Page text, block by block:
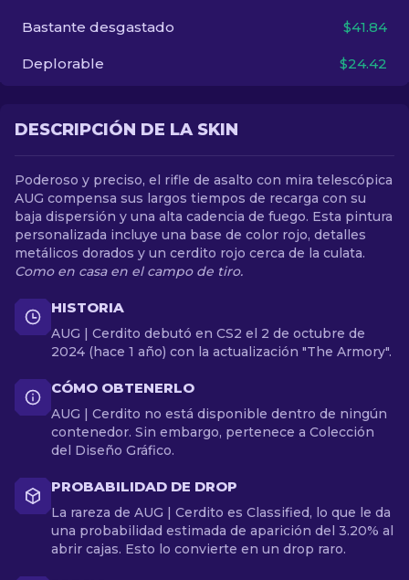
Bastante desgastado $41.84
Deplorable $24.42
DESCRIPCIÓN DE LA SKIN
Poderoso y preciso, el rifle de asalto con mira telescópica
AUG compensa sus largos tiempos de recarga con su
baja dispersión y una alta cadencia de fuego. Esta pintura
personalizada incluye una base de color rojo, detalles
metálicos dorados y un cerdito rojo cerca de la culata.
Como en casa en el campo de tiro.
HISTORIA
AUG | Cerdito debutó en CS2 el 2 de octubre de
2024 (hace 1 año) con la actualización "The Armory".
CÓMO OBTENERLO
AUG | Cerdito no está disponible dentro de ningún
contenedor. Sin embargo, pertenece a Colección
del Diseño Gráfico.
PROBABILIDAD DE DROP
La rareza de AUG | Cerdito es Classified, lo que le da
una probabilidad estimada de aparición del 3.20% al
abrir cajas. Esto lo convierte en un drop raro.